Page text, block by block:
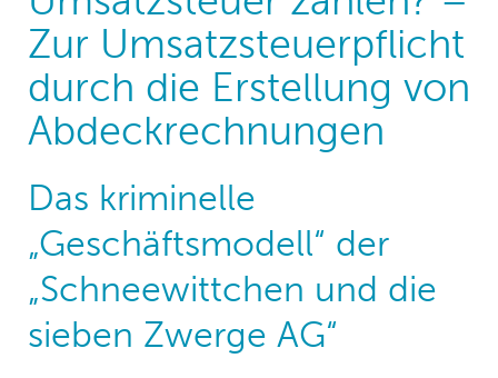
Zur Umsatzsteuerpflicht
durch die Erstellung von
Abdeckrechnungen
Das kriminelle
„Geschäftsmodell“ der
„Schneewittchen und die
sieben Zwerge AG“